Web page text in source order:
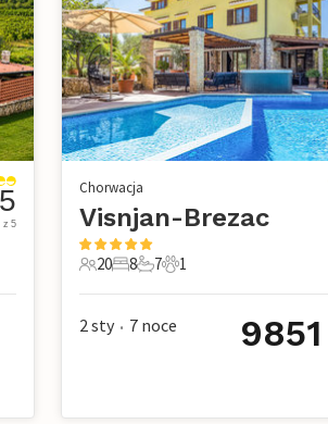
5
z 5
Chorwacja
Visnjan-Brezac
20 Goście
20
8 Sypialnie
8
7 Łazienki
7
1 Zwierzę domowe
1
2 sty • 7 noce 9851